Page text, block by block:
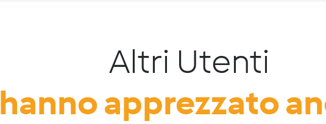
Altri Utenti
hanno apprezzato